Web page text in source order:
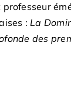
professeur
:La
des